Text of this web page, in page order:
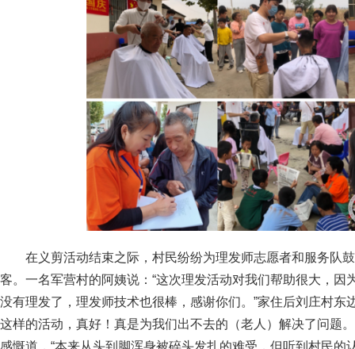
在义剪活动结束之际，村民纷纷为理发师志愿者和服务队
客。一名军营村的阿姨说：“这次理发活动对我们帮助很大，因
没有理发了，理发师技术也很棒，感谢你们。”家住后刘庄村东
这样的活动，真好！真是为我们出不去的（老人）解决了问题
感慨道，“本来从头到脚浑身被碎头发扎的难受，但听到村民的